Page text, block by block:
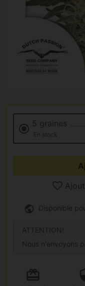
5 graines
En stock
Disponible
ATTENTION!
Nous n'envoyons